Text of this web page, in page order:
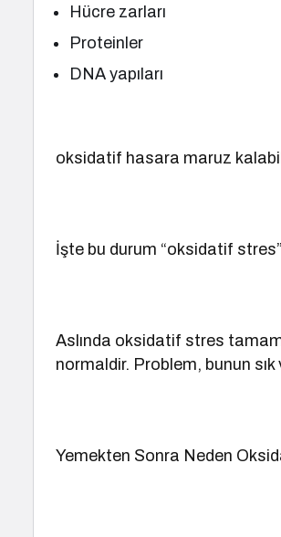
Hücre zarları
Proteinler
DNA yapıları
oksidatif hasara maruz
İşte bu durum “oksidatif
Aslında oksidatif stres
normaldir. Problem, bunun
Yemekten Sonra Neden